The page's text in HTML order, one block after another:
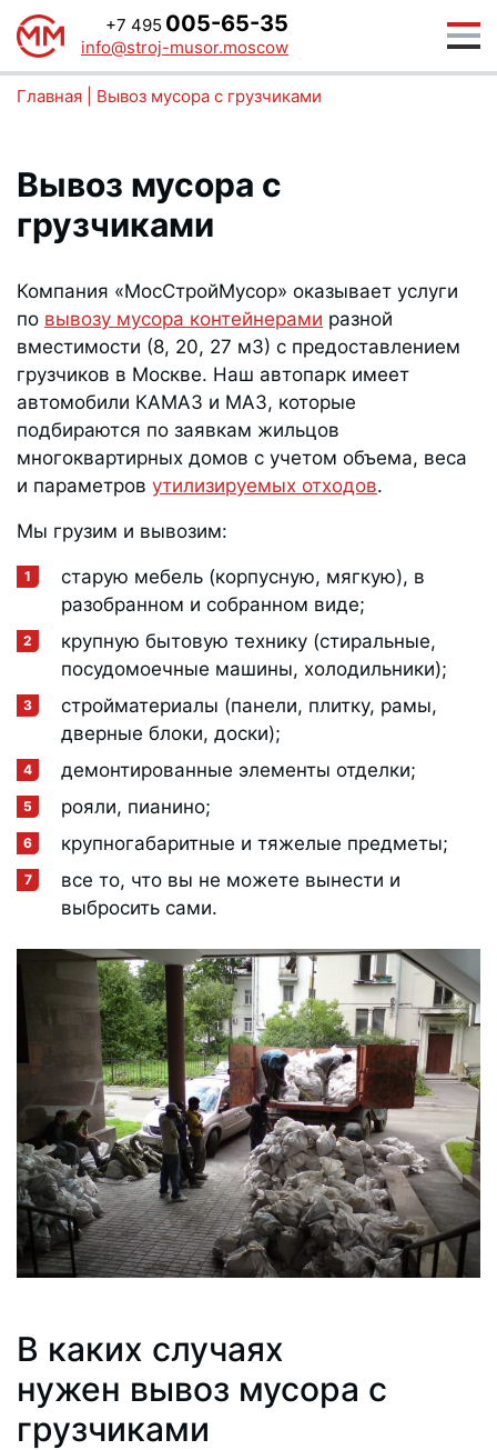
+7 495 005-65-35
info@stroj-musor.moscow
Главная Вывоз мусора с грузчиками
Вывоз мусора с
грузчиками
Компания «МосСтройМусор» оказывает услуги
по вывозу мусора контейнерами разной
вместимости (8, 20, 27 м3) с предоставлением
грузчиков в Москве. Наш автопарк имеет
автомобили КАМАЗ и МАЗ, которые
подбираются по заявкам жильцов
многоквартирных домов с учетом объема, веса
и параметров утилизируемых отходов.
Мы грузим и вывозим:
старую мебель (корпусную, мягкую), в
разобранном и собранном виде;
крупную бытовую технику (стиральные,
посудомоечные машины, холодильники);
стройматериалы (панели, плитку, рамы,
дверные блоки, доски);
демонтированные элементы отделки;
рояли, пианино;
крупногабаритные и тяжелые предметы;
все то, что вы не можете вынести и
выбросить сами.
В каких случаях
нужен вывоз мусора с
грузчиками